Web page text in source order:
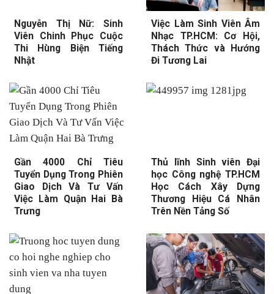
Nguyễn Thị Nữ: Sinh
Viên Chinh Phục Cuộc
Thi Hùng Biện Tiếng
Nhật
Việc Làm Sinh Viên Âm
Nhạc TP.HCM: Cơ Hội,
Thách Thức và Hướng
Đi Tương Lai
Gần 4000 Chỉ Tiêu
Tuyển Dụng Trong Phiên
Giao Dịch Và Tư Vấn
Việc Làm Quận Hai Bà
Trưng
Thủ lĩnh Sinh viên Đại
học Công nghệ TP.HCM
Học Cách Xây Dựng
Thương Hiệu Cá Nhân
Trên Nền Tảng Số